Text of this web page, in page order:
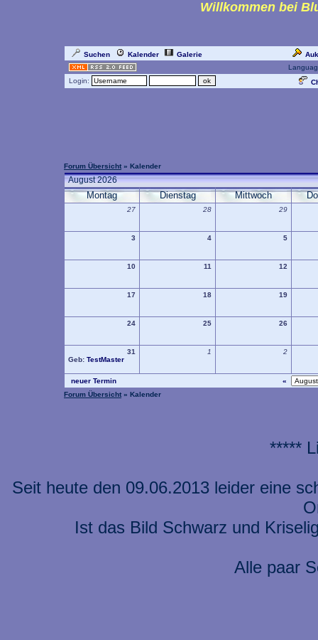
Willkommen bei
Suchen Kalender Galerie
Login:
Forum Übersicht » Kalender
August 2026
Montag Dienstag Mittwoch
27 28 29
3 4 5
10 11 12
17 18 19
24 25 26
31
Geb: TestMaster
1 2
neuer Termin
«
Forum Übersicht » Kalender
*****
Seit heute den 09.06.2013 leider eine
Ist das Bild Schwarz und
Alle paar